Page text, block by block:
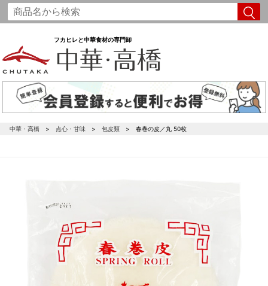
フカヒレと中華食材の専門卸
中華・高橋 点心・甘味 包皮類 春巻の皮／丸 50枚